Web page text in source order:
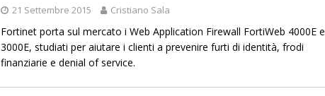
21 Settembre 2015 Cristiano Sala
Fortinet porta sul mercato i Web Application Firewall FortiWeb 4000E e
3000E, studiati per aiutare i clienti a prevenire furti di identità, frodi
finanziarie e denial of service.